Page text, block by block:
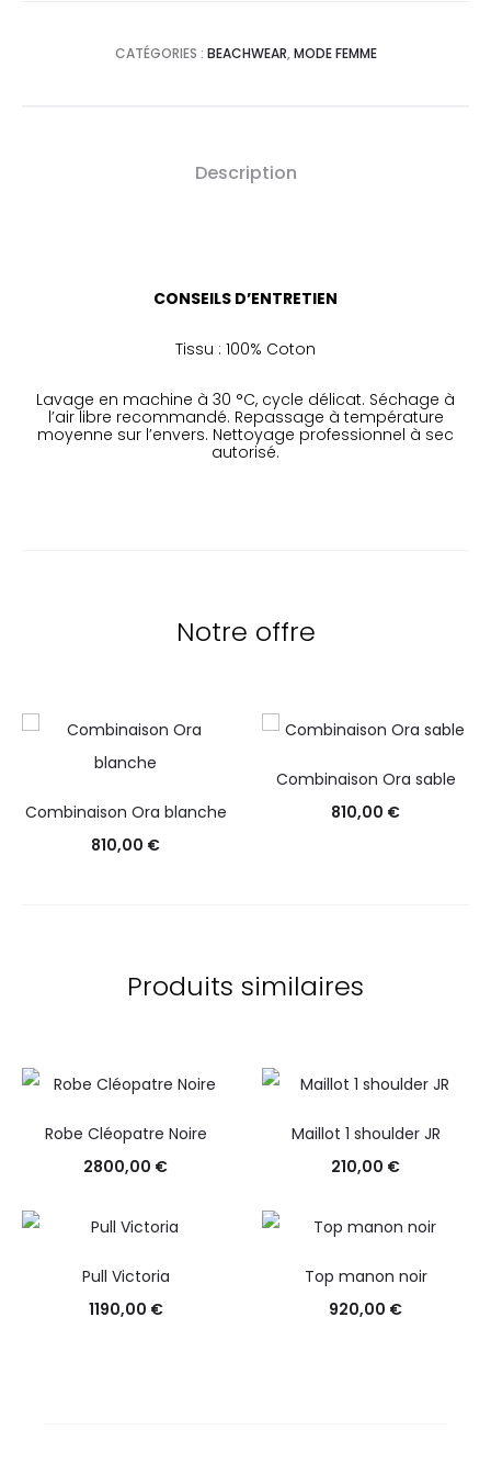
CATÉGORIES : BEACHWEAR, MODE FEMME
Description
CONSEILS D’ENTRETIEN
Tissu : 100% Coton
Lavage en machine à 30 °C, cycle délicat. Séchage à
l’air libre recommandé. Repassage à température
moyenne sur l’envers. Nettoyage professionnel à sec
autorisé.
Notre offre
Combinaison Ora blanche
810,00 €
Combinaison Ora sable
810,00 €
Produits similaires
Robe Cléopatre Noire
2800,00 €
Maillot 1 shoulder JR
210,00 €
Pull Victoria
1190,00 €
Top manon noir
920,00 €